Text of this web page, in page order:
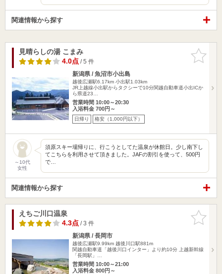
関連情報から探す
お気に入
りに追加
見晴らしの湯 こまみ
4.0点/ 5 件
新潟県 / 魚沼市小出島
越後広瀬駅6.17km 小出駅1.03km
JR上越線小出駅からタクシーで10分関越自動車道小出ICか
ら県道23…
営業時間 10:00～20:30
入浴料金 700円～
日帰り 格安（1,000円以下）
～10代
女性
須原スキー場帰りに、行こうとしてた温泉が休館日。少し南下し
てこちらを利用させて頂きました。JAFの割引を使って、500円
で…
関連情報から探す
お気に入
りに追加
えちご川口温泉
4.3点/ 3 件
新潟県 / 長岡市
越後広瀬駅9.99km 越後川口駅881m
関越自動車道「越後川口インター」より約10分 上越新幹線
「長岡駅」…
営業時間 10:00～21:00
入浴料金 800円～